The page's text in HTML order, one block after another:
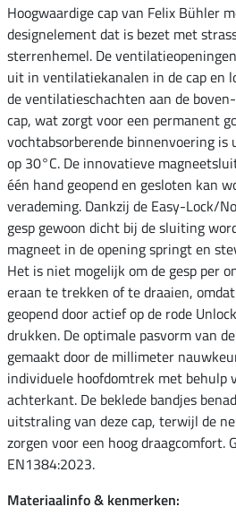
Hoogwaardige cap van Felix Bühler
designelement dat is bezet met
sterrenhemel. De
uit in ventilatiekanalen in de cap en
de ventilatieschachten aan de
cap, wat zorgt voor een permanent
vochtabsorberende binnenvoering is
op 30°C. De innovatieve
één hand geopend en gesloten kan
verademing. Dankzij de Easy-Lock/
gesp gewoon dicht bij de sluiting
magneet in de opening springt en
Het is niet mogelijk om de gesp per
eraan te trekken of te draaien,
geopend door actief op de rode
drukken. De optimale pasvorm van
gemaakt door de millimeter
individuele hoofdomtrek met behulp
achterkant. De beklede bandjes
uitstraling van deze cap, terwijl de
zorgen voor een hoog draagcomfort.
EN1384:2023.
Materiaalinfo & kenmerken: